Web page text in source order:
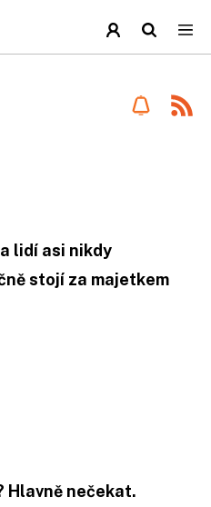
lidí asi nikdy
stojí za majetkem
Hlavně nečekat.